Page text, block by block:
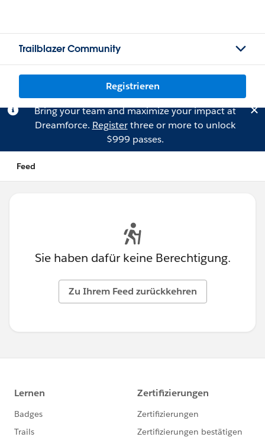
Trailblazer Community
Registrieren
Bring your team and maximize your impact at
Dreamforce. Registerthree or more to unlock
$999 passes.
Feed
Sie haben dafür keine Berechtigung.
Zu Ihrem Feed zurückkehren